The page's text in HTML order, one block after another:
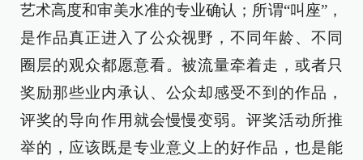
艺术高度和审美水准的专业确认；所谓“叫座”，
是作品真正进入了公众视野，不同年龄、不同
圈层的观众都愿意看。被流量牵着走，或者只
奖励那些业内承认、公众却感受不到的作品，
评奖的导向作用就会慢慢变弱。评奖活动所推
举的，应该既是专业意义上的好作品，也是能